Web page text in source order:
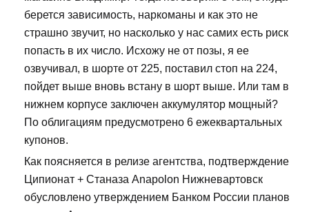
берется зависимость, наркоманы и как это не
страшно звучит, но насколько у нас самих есть риск
попасть в их число. Исхожу не от позы, я ее
озвучивал, в шорте от 225, поставил стоп на 224,
пойдет выше вновь встану в шорт выше. Или там в
нижнем корпусе заключен аккумулятор мощный?
По облигациям предусмотрено 6 ежеквартальных
купонов.
Как поясняется в релизе агентства, подтверждение
Ципионат + Станаза Anapolon Нижневартовск
обусловлено утверждением Банком России планов